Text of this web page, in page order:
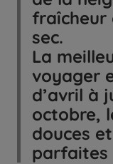
fraîcheur
sec.
La
voyager
d’avril à
octobre,
douces
parfaites